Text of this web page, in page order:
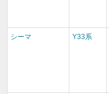
シーマ Y33系